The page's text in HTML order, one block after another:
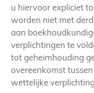
u hiervoor expliciet
worden niet met
aan
verplichtingen te
tot geheimhouding
overeenkomst
wettelijke